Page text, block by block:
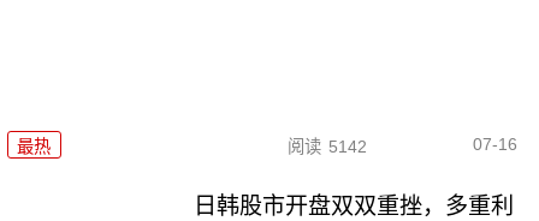
最热 阅读 5142 07-16
日韩股市开盘双双重挫，多重利